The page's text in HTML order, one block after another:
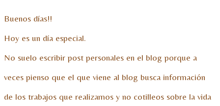
Buenos días!!
Hoy es un día especial.
No suelo escribir post personales en el blog porque a
veces pienso que el que viene al blog busca información
de los trabajos que realizamos y no cotilleos sobre la vida